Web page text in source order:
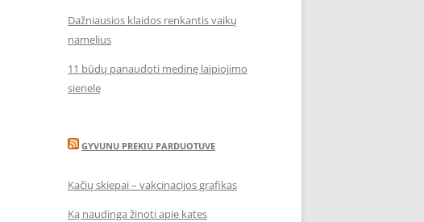
Dažniausios klaidos renkantis vaikų
namelius
11 būdų panaudoti medinę laipiojimo
sienelę
GYVUNU PREKIU PARDUOTUVE
Kačių skiepai – vakcinacijos grafikas
Ką naudinga žinoti apie kates